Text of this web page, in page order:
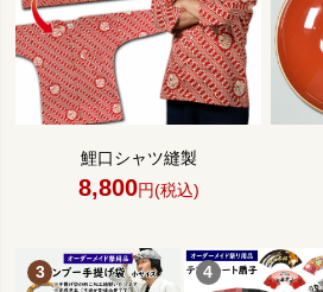
鯉口シャツ縫製
8,800円(税込)